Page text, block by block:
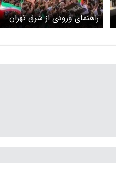
راهنمای ورودی از شرق تهران
برای حضور در مراسم تشییع